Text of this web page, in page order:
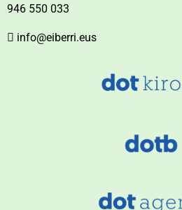
946 550 033
info@eiberri.eus